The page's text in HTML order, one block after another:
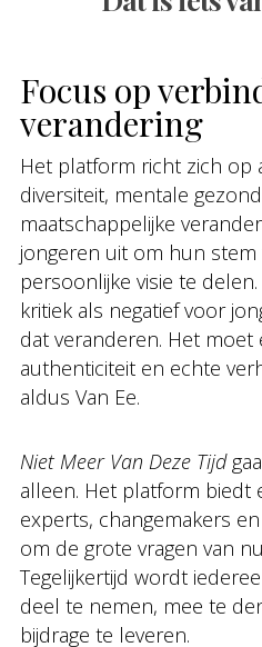
Focus op
verandering
Het platform richt zich op
diversiteit, mentale
maatschappelijke
jongeren uit om hun
persoonlijke visie te delen.
kritiek als negatief voor
dat veranderen. Het
authenticiteit en echte
aldus Van Ee.
Niet Meer Van Deze Tijd
alleen. Het platform biedt
experts, changemakers
om de grote vragen van
Tegelijkertijd wordt
deel te nemen, mee te
bijdrage te leveren.